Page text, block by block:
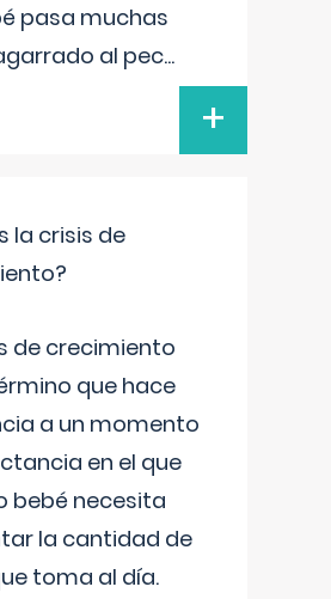
pasa muchas
al pec...
+
la crisis de
de crecimiento
que hace
a un momento
en el que
bebé necesita
la cantidad de
toma al día.